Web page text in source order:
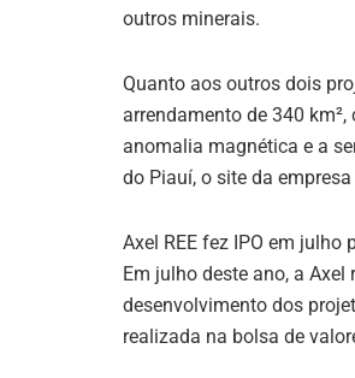
outros minerais.
Quanto aos outros dois
arrendamento de 340
anomalia magnética e a
do Piauí, o site da
Axel REE fez IPO em julho
Em julho deste ano, a
desenvolvimento dos
realizada na bolsa de